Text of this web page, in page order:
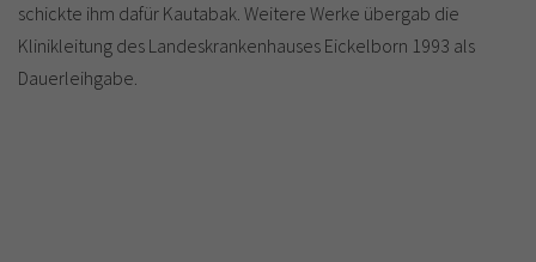
schickte ihm dafür Kautabak. Weitere Werke übergab die
Klinikleitung des Landeskrankenhauses Eickelborn 1993 als
Dauerleihgabe.